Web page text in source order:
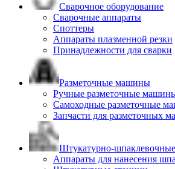
Сварочное оборудование
Сварочные аппараты
Споттеры
Аппараты плазменной резки
Принадлежности для сварки
Разметочные машины
Ручные разметочные
Самоходные разметочные
Запчасти для разметочных
Штукатурно-
Аппараты для нанесения